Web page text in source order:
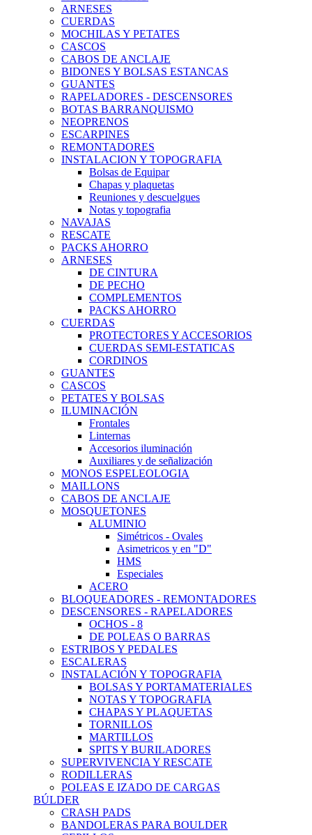
ARNESES
CUERDAS
MOCHILAS Y PETATES
CASCOS
CABOS DE ANCLAJE
BIDONES Y BOLSAS ESTANCAS
GUANTES
RAPELADORES - DESCENSORES
BOTAS BARRANQUISMO
NEOPRENOS
ESCARPINES
REMONTADORES
INSTALACION Y TOPOGRAFIA
Bolsas de Equipar
Chapas y plaquetas
Reuniones y descuelgues
Notas y topografia
NAVAJAS
RESCATE
PACKS AHORRO
ARNESES
DE CINTURA
DE PECHO
COMPLEMENTOS
PACKS AHORRO
CUERDAS
PROTECTORES Y ACCESORIOS
CUERDAS SEMI-ESTATICAS
CORDINOS
GUANTES
CASCOS
PETATES Y BOLSAS
ILUMINACIÓN
Frontales
Linternas
Accesorios iluminación
Auxiliares y de señalización
MONOS ESPELEOLOGIA
MAILLONS
CABOS DE ANCLAJE
MOSQUETONES
ALUMINIO
Simétricos - Ovales
Asimetricos y en "D"
HMS
Especiales
ACERO
BLOQUEADORES - REMONTADORES
DESCENSORES - RAPELADORES
OCHOS - 8
DE POLEAS O BARRAS
ESTRIBOS Y PEDALES
ESCALERAS
INSTALACIÓN Y TOPOGRAFIA
BOLSAS Y PORTAMATERIALES
NOTAS Y TOPOGRAFIA
CHAPAS Y PLAQUETAS
TORNILLOS
MARTILLOS
SPITS Y BURILADORES
SUPERVIVENCIA Y RESCATE
RODILLERAS
POLEAS E IZADO DE CARGAS
BÚLDER
CRASH PADS
BANDOLERAS PARA BOULDER